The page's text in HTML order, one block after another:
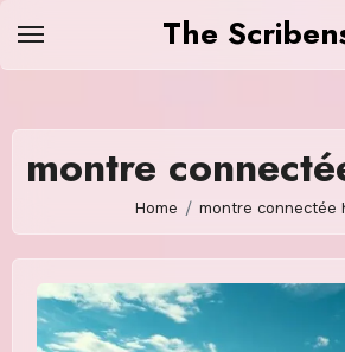
The
montre
Home montre connectée